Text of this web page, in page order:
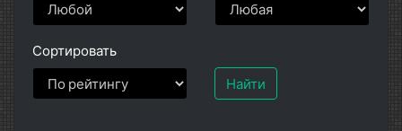
Сортировать
Найти